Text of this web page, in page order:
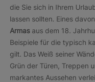
die Sie sich in Ihrem
lassen sollten. Eines
Armas aus dem 18.
Beispiele für die typisch
gilt. Das Weiß seiner
Grün der Türen, Treppen
markantes Aussehen